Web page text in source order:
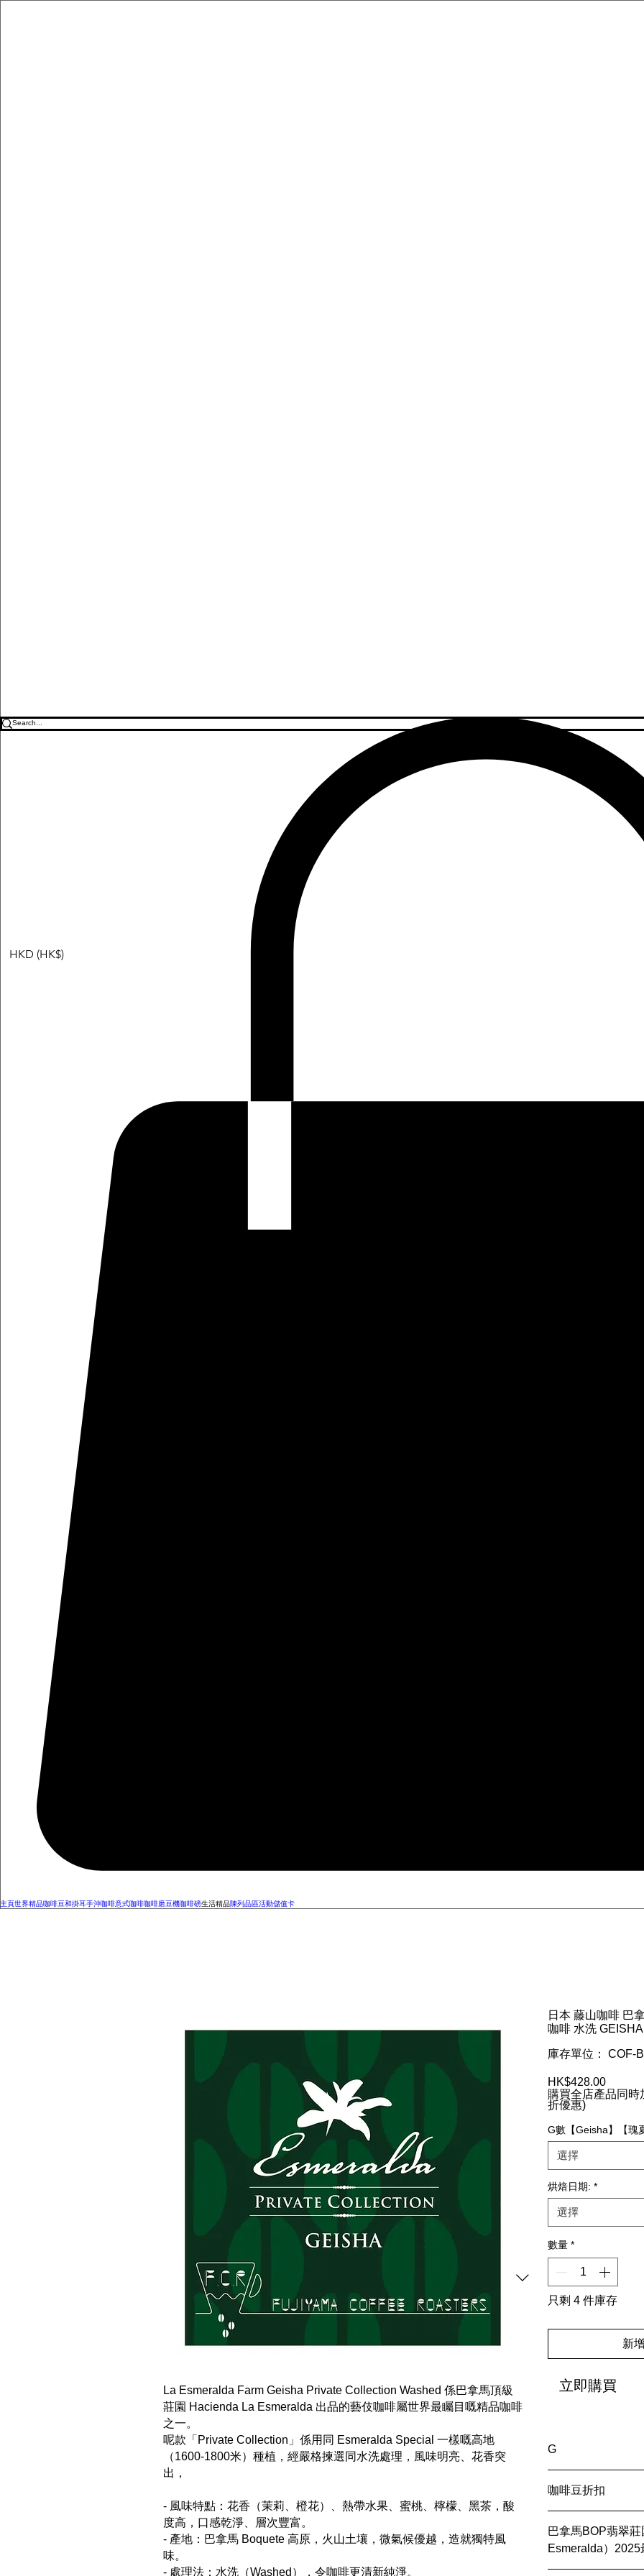
HKD (HK$)
主頁世界精品咖啡豆和掛耳手沖咖啡意式咖啡咖啡磨豆機咖啡磅生活精品陳列品區活動儲值卡
La Esmeralda Farm Geisha Private Collection Washed 係巴拿馬頂級
莊園 Hacienda La Esmeralda 出品的藝伎咖啡屬世界最矚目嘅精品咖啡
之一。
呢款「Private Collection」係用同 Esmeralda Special 一樣嘅高地
（1600-1800米）種植，經嚴格揀選同水洗處理，風味明亮、花香突
出，
- 風味特點：花香（茉莉、橙花）、熱帶水果、蜜桃、檸檬、黑茶，酸
度高，口感乾淨、層次豐富。
- 產地：巴拿馬 Boquete 高原，火山土壤，微氣候優越，造就獨特風
味。
- 處理法：水洗（Washed），令咖啡更清新純淨。
日本 藤山咖啡 巴
咖啡 水洗 GEISHA
庫存單位： COF-
HK$428.00價
格
購買全店產品同
折優惠)
G數【Geisha】【瑰
選擇
烘焙日期: *
選擇
數量 *
只剩 4 件庫存
新
立即購買
G
咖啡豆折扣
巴拿馬BOP翡翠
Esmeralda）2025